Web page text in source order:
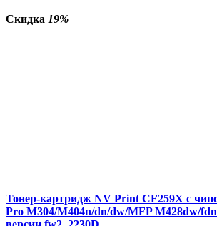
Скидка 19%
Тонер-картридж NV Print CF259X с
Pro M304/M404n/dn/dw/MFP M428dw/